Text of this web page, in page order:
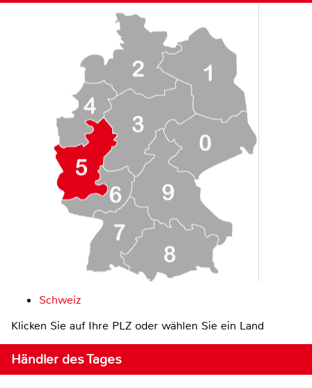
Schweiz
Klicken Sie auf Ihre PLZ oder wählen Sie ein Land
Händler des Tages